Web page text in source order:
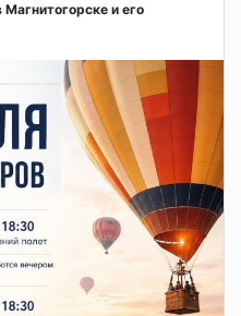
Магнитогорске и его